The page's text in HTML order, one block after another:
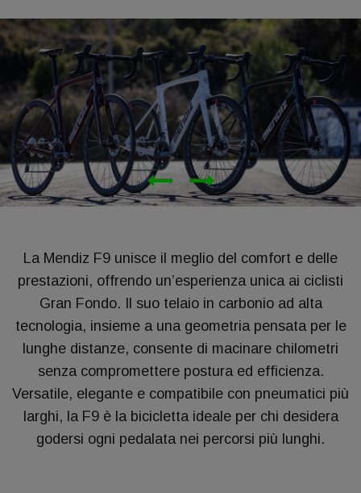
La Mendiz F9 unisce il meglio del comfort e delle
prestazioni, offrendo un’esperienza unica ai ciclisti
Gran Fondo. Il suo telaio in carbonio ad alta
tecnologia, insieme a una geometria pensata per le
lunghe distanze, consente di macinare chilometri
senza compromettere postura ed efficienza.
Versatile, elegante e compatibile con pneumatici più
larghi, la F9 è la bicicletta ideale per chi desidera
godersi ogni pedalata nei percorsi più lunghi.